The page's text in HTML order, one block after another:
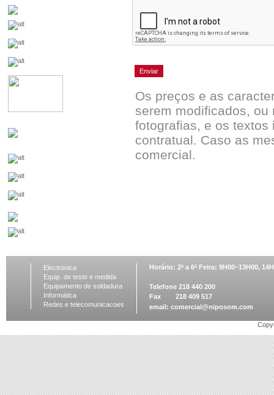
Os preços e as
serem modificados, ou
fotografias, e os
contratual. Caso as
comercial.
Electronica
Equip. de teste e medida
Equipamento de soldadura
Informática
Redes e telecomunicacoes
Horário: 2ª a 6ª Feira: 9H00~13H00,
Telefone 218 440 200
Fax 218 409 517
email: comercial@niposom.com